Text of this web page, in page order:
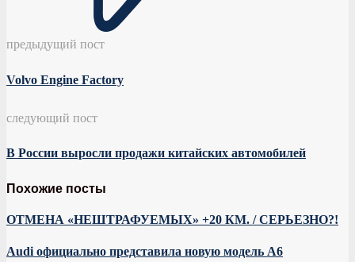
предыдущий пост
Volvo Engine Factory
следующий пост
В России выросли продажи китайских автомобилей
Похожие посты
ОТМЕНА «НЕШТРАФУЕМЫХ» +20 КМ. / СЕРЬЕЗНО?!
Audi официально представила новую модель A6